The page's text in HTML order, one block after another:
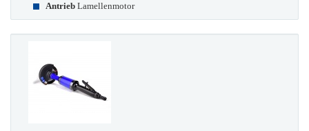
Antrieb Lamellenmotor